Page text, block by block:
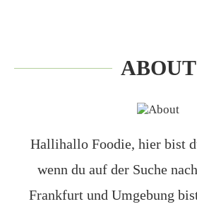
ABOUT
Hallihallo Foodie, hier bist
wenn du auf der Suche
Frankfurt und Umgebung